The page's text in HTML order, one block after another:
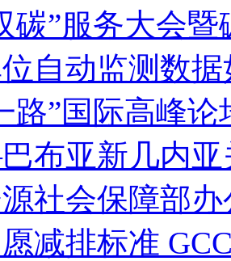
碳”服务大会
自动监测数
路”国际高峰
布亚新几内亚
社会保障部
减排标准